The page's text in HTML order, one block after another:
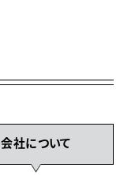
会社について